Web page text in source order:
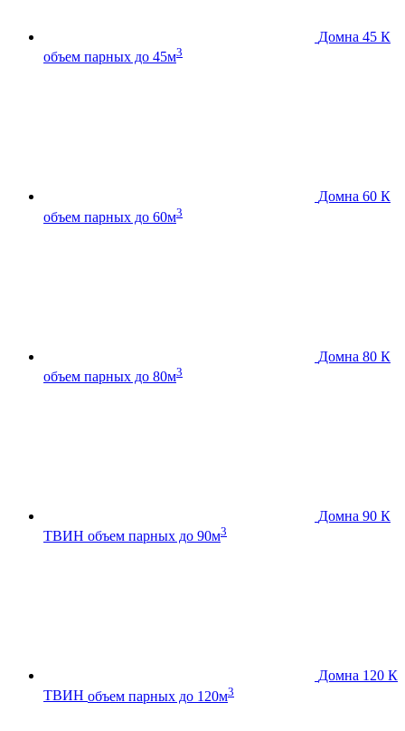
Домна 45 К
объем парных до 45м3
Домна 60 К
объем парных до 60м3
Домна 80 К
объем парных до 80м3
Домна 90 К
ТВИН объем парных до 90м3
Домна 120 К
ТВИН объем парных до 120м3